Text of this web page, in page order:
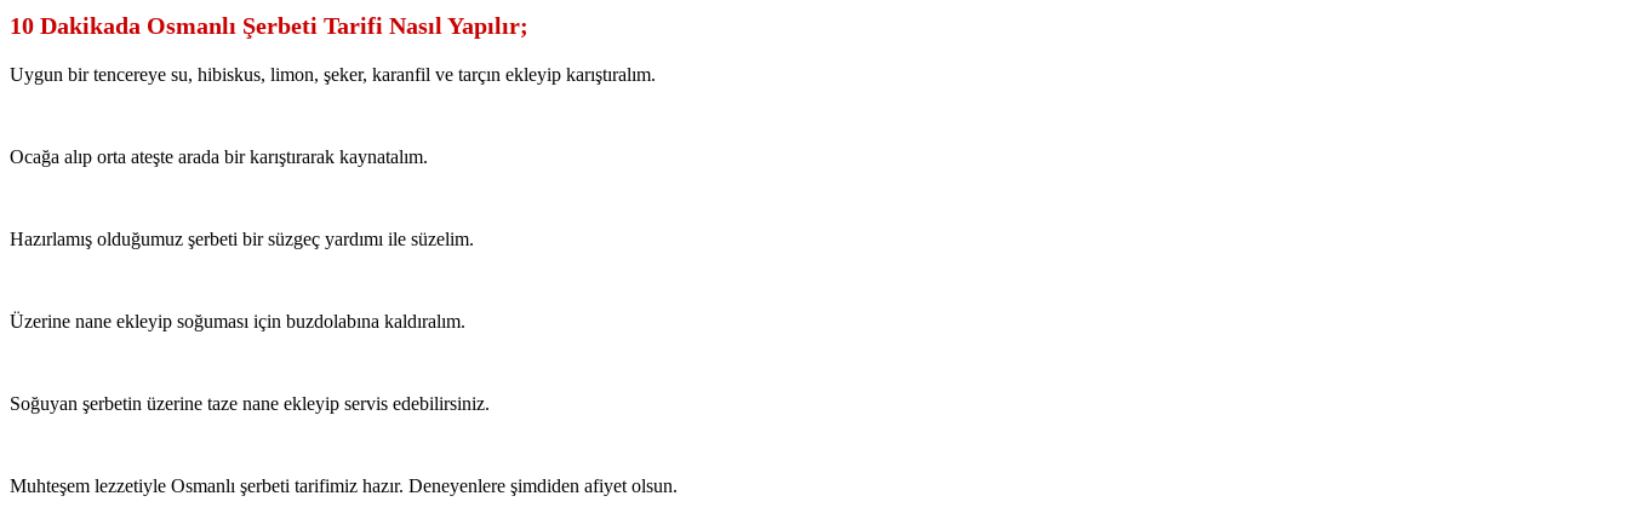
10 Dakikada Osmanlı Şerbeti Tarifi Nasıl Yapılır;
Uygun bir tencereye su, hibiskus, limon, şeker, karanfil ve tarçın ekleyip karıştıralım.
Ocağa alıp orta ateşte arada bir karıştırarak kaynatalım.
Hazırlamış olduğumuz şerbeti bir süzgeç yardımı ile süzelim.
Üzerine nane ekleyip soğuması için buzdolabına kaldıralım.
Soğuyan şerbetin üzerine taze nane ekleyip servis edebilirsiniz.
Muhteşem lezzetiyle Osmanlı şerbeti tarifimiz hazır. Deneyenlere şimdiden afiyet olsun.